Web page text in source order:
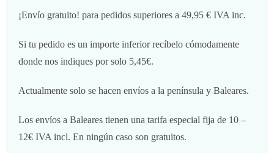
¡Envío gratuito! para pedidos superiores a 49,95 € IVA inc.
Si tu pedido es un importe inferior recíbelo cómodamente
donde nos indiques por solo 5,45€.
Actualmente solo se hacen envíos a la península y Baleares.
Los envíos a Baleares tienen una tarifa especial fija de 10 –
12€ IVA incl. En ningún caso son gratuitos.